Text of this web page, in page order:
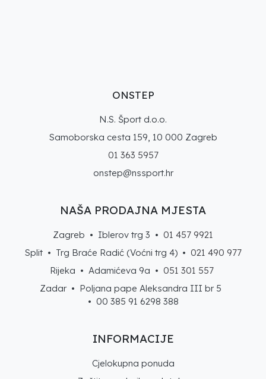
ONSTEP
N.S. Šport d.o.o.
Samoborska cesta 159, 10 000 Zagreb
01 363 5957
onstep@nssport.hr
INFORMACIJE
Cjelokupna ponuda
NAŠA PRODAJNA MJESTA
Zagreb • Iblerov trg 3 • 01 457 9921
Split • Trg Braće Radić (Voćni trg 4) • 021 490 977
Rijeka • Adamićeva 9a • 051 301 557
Zadar • Poljana pape Aleksandra III br 5
• 00 385 91 6298 388